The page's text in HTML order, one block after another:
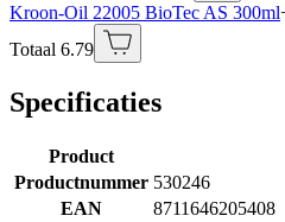
Kroon-Oil 22005 BioTec AS 300ml
Totaal 6.79
Specificaties
Product
Productnummer 530246
EAN
8711646205408